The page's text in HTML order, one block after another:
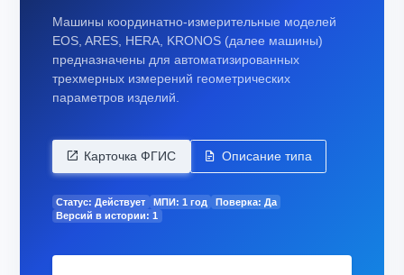
Машины координатно-измерительные моделей
EOS, ARES, HERA, KRONOS (далее машины)
предназначены для автоматизированных
трехмерных измерений геометрических
параметров изделий.
Карточка ФГИС Описание типа
Статус: Действует МПИ: 1 год
Поверка: Да
Версий в истории: 1